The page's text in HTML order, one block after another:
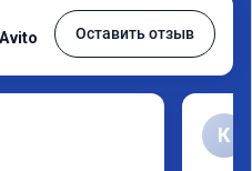
Avito Оставить отзыв
К